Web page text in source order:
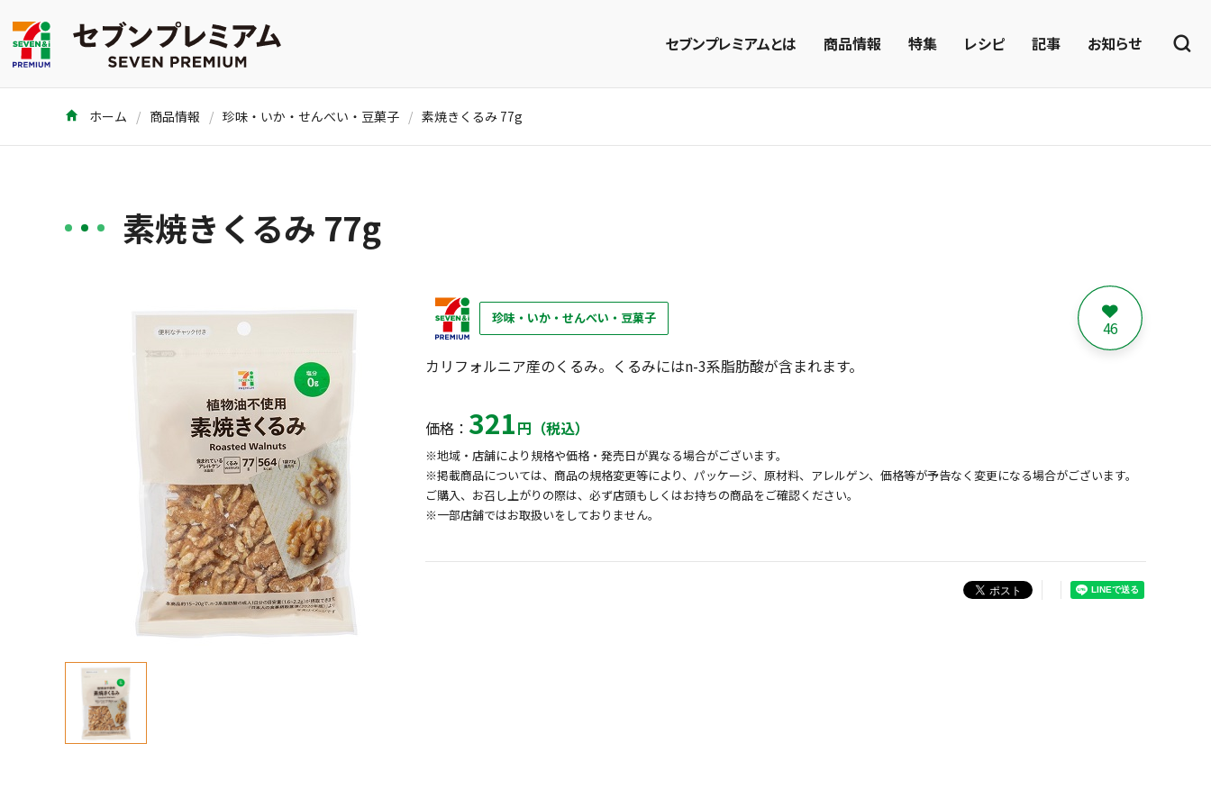
セブンプレミアムとは 商品情報 特集 レシピ 記事 お知らせ
ホーム 商品情報 珍味・いか・せんべい・豆菓子 素焼きくるみ 77g
素焼きくるみ 77g
珍味・いか・せんべい・豆菓子 46
カリフォルニア産のくるみ。くるみにはn-3系脂肪酸が含まれます。
価格： 321円（税込）
※地域・店舗により規格や価格・発売日が異なる場合がございます。
※掲載商品については、商品の規格変更等により、パッケージ、原材料、アレルゲン、価格等が予告なく変更になる場合がございます。
ご購入、お召し上がりの際は、必ず店頭もしくはお持ちの商品をご確認ください。
※一部店舗ではお取扱いをしておりません。